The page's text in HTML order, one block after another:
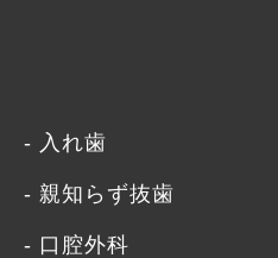
入れ歯
親知らず抜歯
口腔外科